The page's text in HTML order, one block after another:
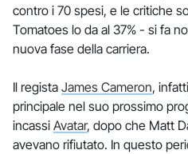
contro i 70 spesi, e le critiche
Tomatoes lo da al 37% - si fa
nuova fase della carriera.
Il regista James Cameron,
principale nel suo prossimo
incassi Avatar, dopo che Matt
avevano rifiutato. In questo